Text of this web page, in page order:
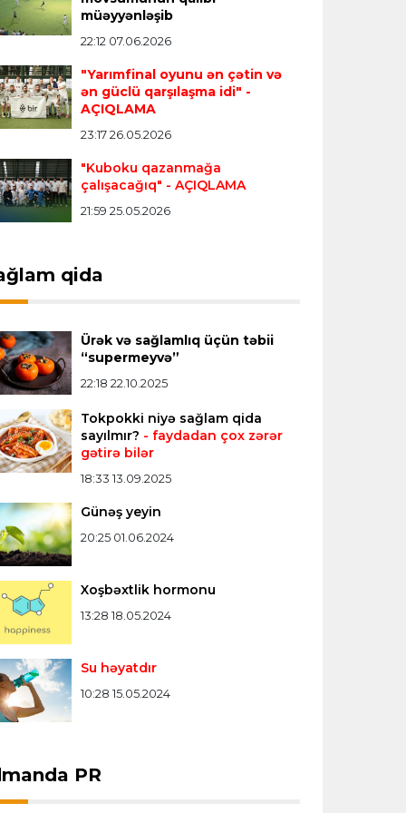
23:18 06.08.2026
tarixinin ən bahalı transferini
P.L. 23:14 06.08.2026
Pato İngiltərə klubunun
olacaq
23:08 06.08.2026
tapdı
voleybolu üzrə ölkə
finalçılar müəyyənləşdi
liqası 23:03 06.08.2026
"Dinamo"ya minimal
uduzdu
xəbərlər >>>
müəyyənləşib
22:12 07.06.2026
"Yarımfinal oyunu ən çətin və
ən güclü qarşılaşma idi" -
AÇIQLAMA
23:17 26.05.2026
"Kuboku qazanmağa
çalışacağıq" - AÇIQLAMA
21:59 25.05.2026
qida
Ürək və sağlamlıq üçün təbii
“supermeyvə”
22:18 22.10.2025
Tokpokki niyə sağlam qida
sayılmır? - faydadan çox zərər
gətirə bilər
18:33 13.09.2025
Günəş yeyin
20:25 01.06.2024
Xoşbəxtlik hormonu
13:28 18.05.2024
Su həyatdır
10:28 15.05.2024
PR